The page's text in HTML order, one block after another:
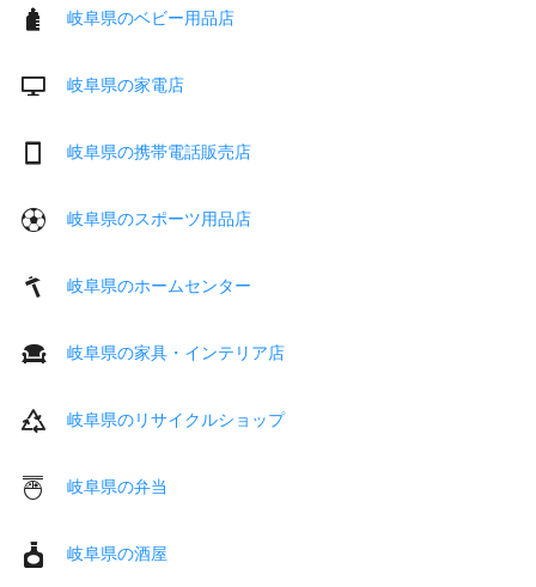
岐阜県のベビー用品店
岐阜県の家電店
岐阜県の携帯電話販売店
岐阜県のスポーツ用品店
岐阜県のホームセンター
岐阜県の家具・インテリア店
岐阜県のリサイクルショップ
岐阜県の弁当
岐阜県の酒屋